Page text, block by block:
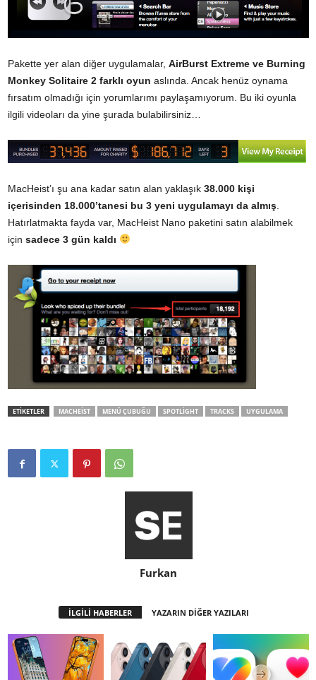
Pakette yer alan diğer uygulamalar, AirBurst Extreme ve Burning
Monkey Solitaire 2 farklı oyun aslında. Ancak henüz oynama
fırsatım olmadığı için yorumlarımı paylaşamıyorum. Bu iki oyunla
ilgili videoları da yine şurada bulabilirsiniz…
MacHeist’ı şu ana kadar satın alan yaklaşık 38.000 kişi
içerisinden 18.000’tanesi bu 3 yeni uygulamayı da almış
Hatırlatmakta fayda var, MacHeist Nano paketini satın alabilmek
için sadece 3 gün kaldı
ETİKETLER MACHEIST MENÜ ÇUBUĞU SPOTLIGHT TRACKS UYGULAMA
Furkan
İLGİLİ HABERLER YAZARIN DİĞER YAZILARI